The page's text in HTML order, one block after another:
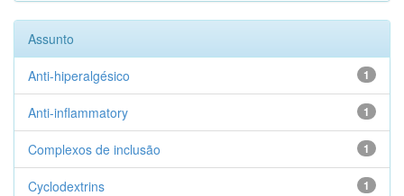
Assunto
1
Anti-hiperalgésico
1
Anti-inflammatory
1
Complexos de inclusão
1
Cyclodextrins